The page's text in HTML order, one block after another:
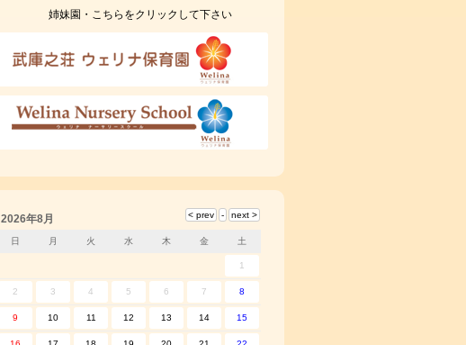
姉妹園・こちらをクリックして下さい
2026年8月
日 月 火 水 木 金 土
1
2 3 4 5 6 7 8
9 10 11 12 13 14 15